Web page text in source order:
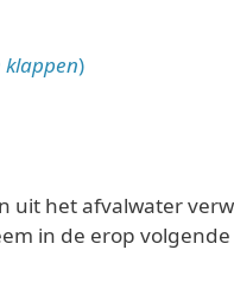
)
uit het afvalwater
in de erop